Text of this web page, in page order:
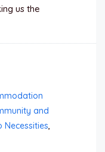
us the
and
Necessities,